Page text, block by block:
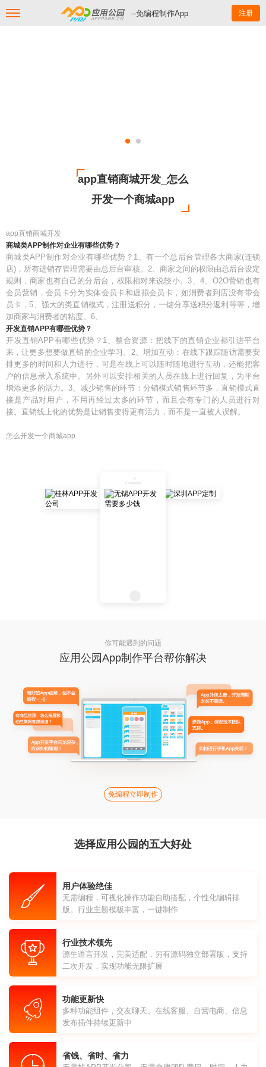
--免编程制作App 注册
app直销商城开发_怎么
开发一个商城app
app直销商城开发
商城类APP制作对企业有哪些优势？
商城类APP制作对企业有哪些优势？1、有一个总后台管理各大商家(连锁
店)，所有进销存管理需要由总后台审核。2、商家之间的权限由总后台设定
规则，商家也有自己的分后台，权限相对来说较小。3、4、O2O营销也有
会员营销，会员卡分为实体会员卡和虚拟会员卡，如消费者到店没有带会
员卡，5、强大的类直销模式，注册送积分，一键分享送积分返利等等，增
加商家与消费者的粘度。6、
开发直销APP有哪些优势？
开发直销APP有哪些优势？1、整合资源：把线下的直销企业都引进平台
来，让更多想要做直销的企业学习。2、增加互动：在线下跟踪随访需要安
排更多的时间和人力进行，可是在线上可以随时随地进行互动，还能把客
户的信息录入系统中。另外可以安排相关的人员在线上进行回复，为平台
增添更多的活力。3、减少销售的环节：分销模式销售环节多，直销模式直
接是产品对用户，不用再经过太多的环节，而且会有专门的人员进行对
接。直销线上化的优势是让销售变得更有活力，而不是一直被人误解。
怎么开发一个商城app
你可能遇到的问题
应用公园App制作平台帮你解决
免编程立即制作
选择应用公园的五大好处
用户体验绝佳
无需编程，可视化操作功能自助搭配，个性化编辑排
版。行业主题模板丰富，一键制作
行业技术领先
源生语言开发，完美适配，另有源码独立部署版，支持
二次开发，实现功能无限扩展
功能更新快
多种功能组件，交友聊天、在线客服、自营电商、信息
发布插件持续更新中
省钱、省时、省力